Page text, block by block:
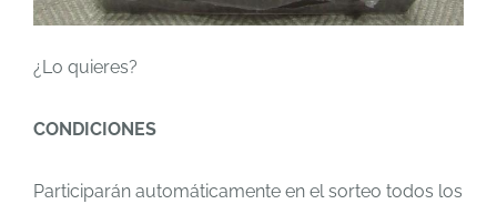
¿Lo quieres?
CONDICIONES
Participarán automáticamente en el sorteo todos los